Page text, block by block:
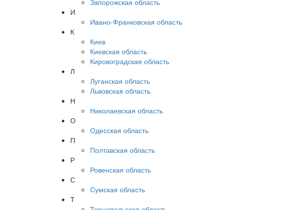
Запорожская область
И
Ивано-Франковская область
К
Киев
Киевская область
Кировоградская область
Л
Луганская область
Львовская область
Н
Николаевская область
О
Одесская область
П
Полтавская область
Р
Ровенская область
С
Сумская область
Т